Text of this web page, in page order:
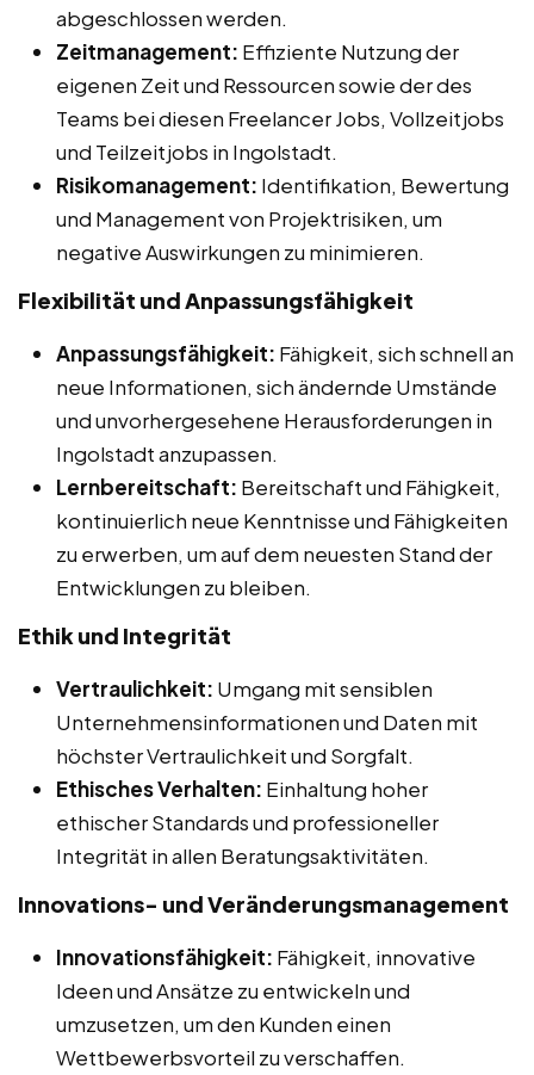
abgeschlossen werden.
Zeitmanagement: Effiziente Nutzung der
eigenen Zeit und Ressourcen sowie der des
Teams bei diesen Freelancer Jobs, Vollzeitjobs
und Teilzeitjobs in Ingolstadt.
Risikomanagement: Identifikation, Bewertung
und Management von Projektrisiken, um
negative Auswirkungen zu minimieren.
Flexibilität und Anpassungsfähigkeit
Anpassungsfähigkeit: Fähigkeit, sich schnell an
neue Informationen, sich ändernde Umstände
und unvorhergesehene Herausforderungen in
Ingolstadt anzupassen.
Lernbereitschaft: Bereitschaft und Fähigkeit,
kontinuierlich neue Kenntnisse und Fähigkeiten
zu erwerben, um auf dem neuesten Stand der
Entwicklungen zu bleiben.
Ethik und Integrität
Vertraulichkeit: Umgang mit sensiblen
Unternehmensinformationen und Daten mit
höchster Vertraulichkeit und Sorgfalt.
Ethisches Verhalten: Einhaltung hoher
ethischer Standards und professioneller
Integrität in allen Beratungsaktivitäten.
Innovations- und Veränderungsmanagement
Innovationsfähigkeit: Fähigkeit, innovative
Ideen und Ansätze zu entwickeln und
umzusetzen, um den Kunden einen
Wettbewerbsvorteil zu verschaffen.